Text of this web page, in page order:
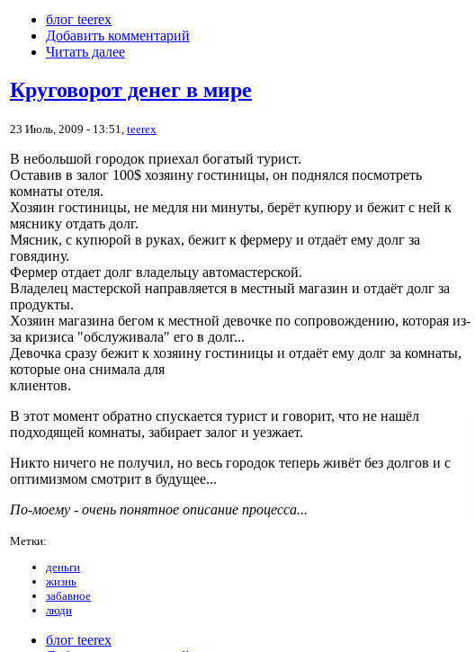
блог teerex
Добавить комментарий
Читать далее
Круговорот денег в мире
23 Июль, 2009 - 13:51, teerex
В небольшой городок приехал богатый турист.
Оставив в залог 100$ хозяину гостиницы, он поднялся посмотреть
комнаты отеля.
Хозяин гостиницы, не медля ни минуты, берёт купюру и бежит с ней к
мяснику отдать долг.
Мясник, с купюрой в руках, бежит к фермеру и отдаёт ему долг за
говядину.
Фермер отдает долг владельцу автомастерской.
Владелец мастерской направляется в местный магазин и отдаёт долг за
продукты.
Хозяин магазина бегом к местной девочке по сопровождению, которая из-
за кризиса "обслуживала" его в долг...
Девочка сразу бежит к хозяину гостиницы и отдаёт ему долг за комнаты,
которые она снимала для
клиентов.
В этот момент обратно спускается турист и говорит, что не нашёл
подходящей комнаты, забирает залог и уезжает.
Никто ничего не получил, но весь городок теперь живёт без долгов и с
оптимизмом смотрит в будущее...
По-моему - очень понятное описание процесса...
Метки:
деньги
жизнь
забавное
люди
блог teerex